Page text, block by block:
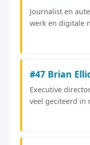
Journalist en
werk en digitale
#47 Brian
Executive
veel geciteerd in